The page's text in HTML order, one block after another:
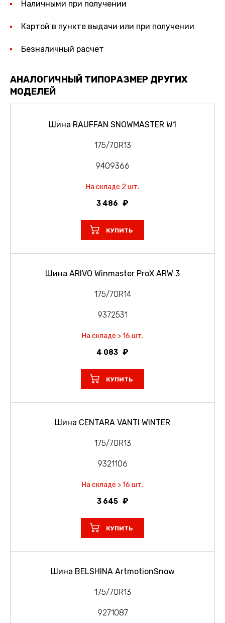
Наличными при получении
Картой в пункте выдачи или при получении
Безналичный расчет
АНАЛОГИЧНЫЙ ТИПОРАЗМЕР ДРУГИХ
МОДЕЛЕЙ
Шина RAUFFAN SNOWMASTER W1
175/70R13
9409366
На складе 2 шт.
3 486
КУПИТЬ
Шина ARIVO Winmaster ProX ARW 3
175/70R14
9372531
На складе > 16 шт.
4 083
КУПИТЬ
Шина CENTARA VANTI WINTER
175/70R13
9321106
На складе > 16 шт.
3 645
КУПИТЬ
Шина BELSHINA ArtmotionSnow
175/70R13
9271087